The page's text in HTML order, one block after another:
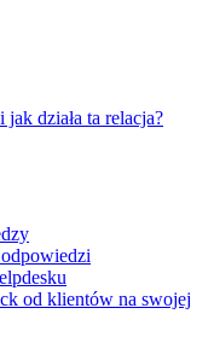
działa ta relacja?
od klientów na swojej